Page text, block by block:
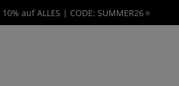
10% auf ALLES | CODE: SUMMER26🔅